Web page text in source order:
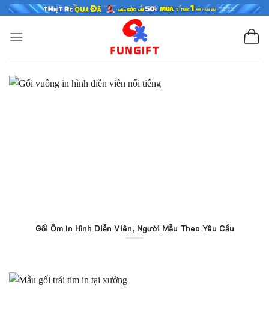
Skip
content
Gối Ôm In Hình Diễn Viên, Người Mẫu Theo Yêu Cầu